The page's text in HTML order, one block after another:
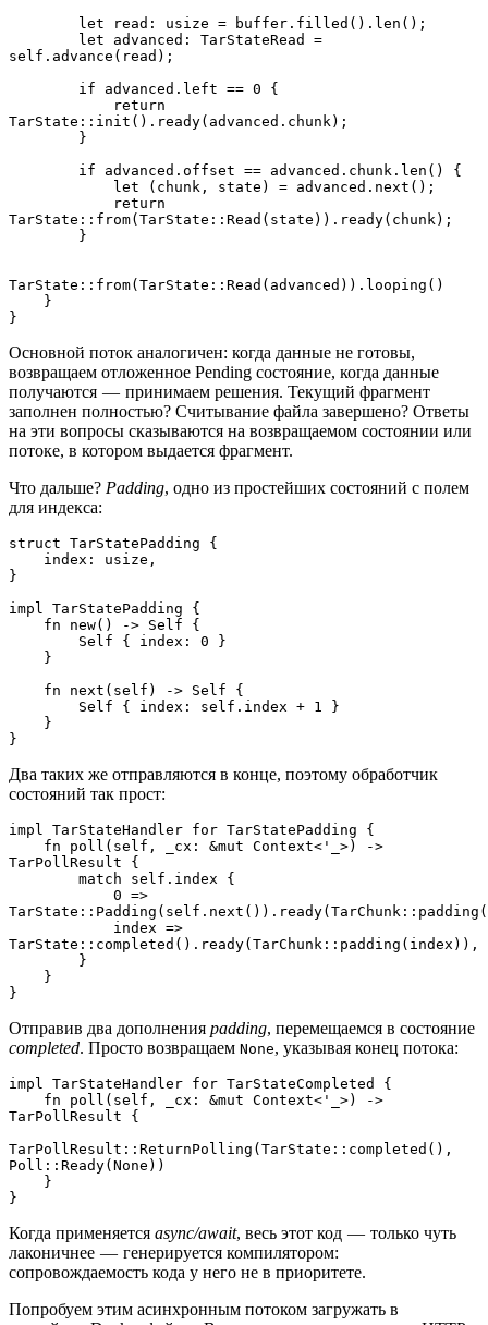
        let read: usize = buffer.filled().len();
self.advance(read);
        if advanced.left == 0 {
TarState::init().ready(advanced.chunk);
        }
        if advanced.offset == advanced.chunk.len() {
            let (chunk, state) = advanced.next();
TarState::from(TarState::Read(state)).ready(chunk);
        }
TarState::from(TarState::Read(advanced)).looping()
    }
}
Основной поток аналогичен: когда данные не готовы,
возвращаем отложенное Pending состояние, когда данные
получаются — принимаем решения. Текущий фрагмент
заполнен полностью? Считывание файла завершено? Ответы
на эти вопросы сказываются на возвращаемом состоянии или
потоке, в котором выдается фрагмент.
Что дальше? Padding, одно из простейших состояний с полем
для индекса:
struct TarStatePadding {
    index: usize,
}
impl TarStatePadding {
    fn new() -> Self {
        Self { index: 0 }
    }
    fn next(self) -> Self {
        Self { index: self.index + 1 }
    }
}
Два таких же отправляются в конце, поэтому обработчик
состояний так прост:
impl TarStateHandler for TarStatePadding {
TarPollResult {
        match self.index {
TarState::completed().ready(TarChunk::padding(index)),
        }
    }
}
Отправив два дополнения padding, перемещаемся в состояние
completed. Просто возвращаем None, указывая конец потока:
impl TarStateHandler for TarStateCompleted {
TarPollResult {
TarPollResult::ReturnPolling(TarState::completed(),
Poll::Ready(None))
    }
}
Когда применяется async/await, весь этот код — только чуть
лаконичнее — генерируется компилятором:
сопровождаемость кода у него не в приоритете.
Попробуем этим асинхронным потоком загружать в